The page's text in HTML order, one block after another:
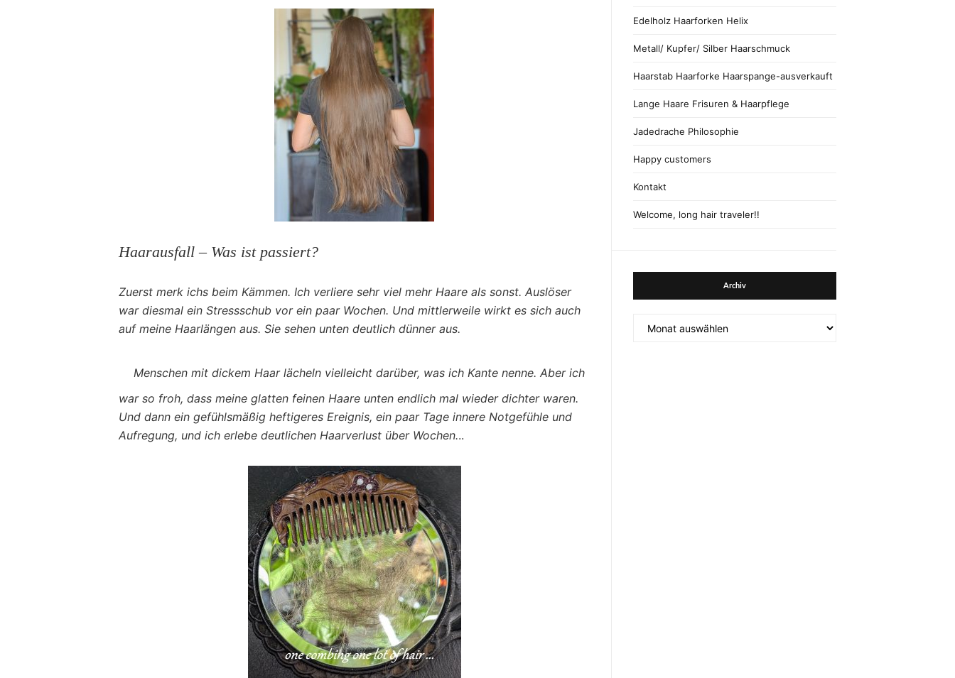
Haarausfall – Was ist passiert?
Zuerst merk ichs beim Kämmen. Ich verliere sehr viel mehr Haare als sonst. Auslöser
war diesmal ein Stressschub vor ein paar Wochen. Und mittlerweile wirkt es sich auch
auf meine Haarlängen aus. Sie sehen unten deutlich dünner aus.
Menschen mit dickem Haar lächeln vielleicht darüber, was ich Kante nenne. Aber ich
war so froh, dass meine glatten feinen Haare unten endlich mal wieder dichter waren.
Und dann ein gefühlsmäßig heftigeres Ereignis, ein paar Tage innere Notgefühle und
Aufregung, und ich erlebe deutlichen Haarverlust über Wochen...
Edelholz Haarforken Helix
Metall/ Kupfer/ Silber Haarschmuck
Haarstab Haarforke Haarspange-ausverkauft
Lange Haare Frisuren & Haarpflege
Jadedrache Philosophie
Happy customers
Kontakt
Welcome, long hair traveler!!
Archiv